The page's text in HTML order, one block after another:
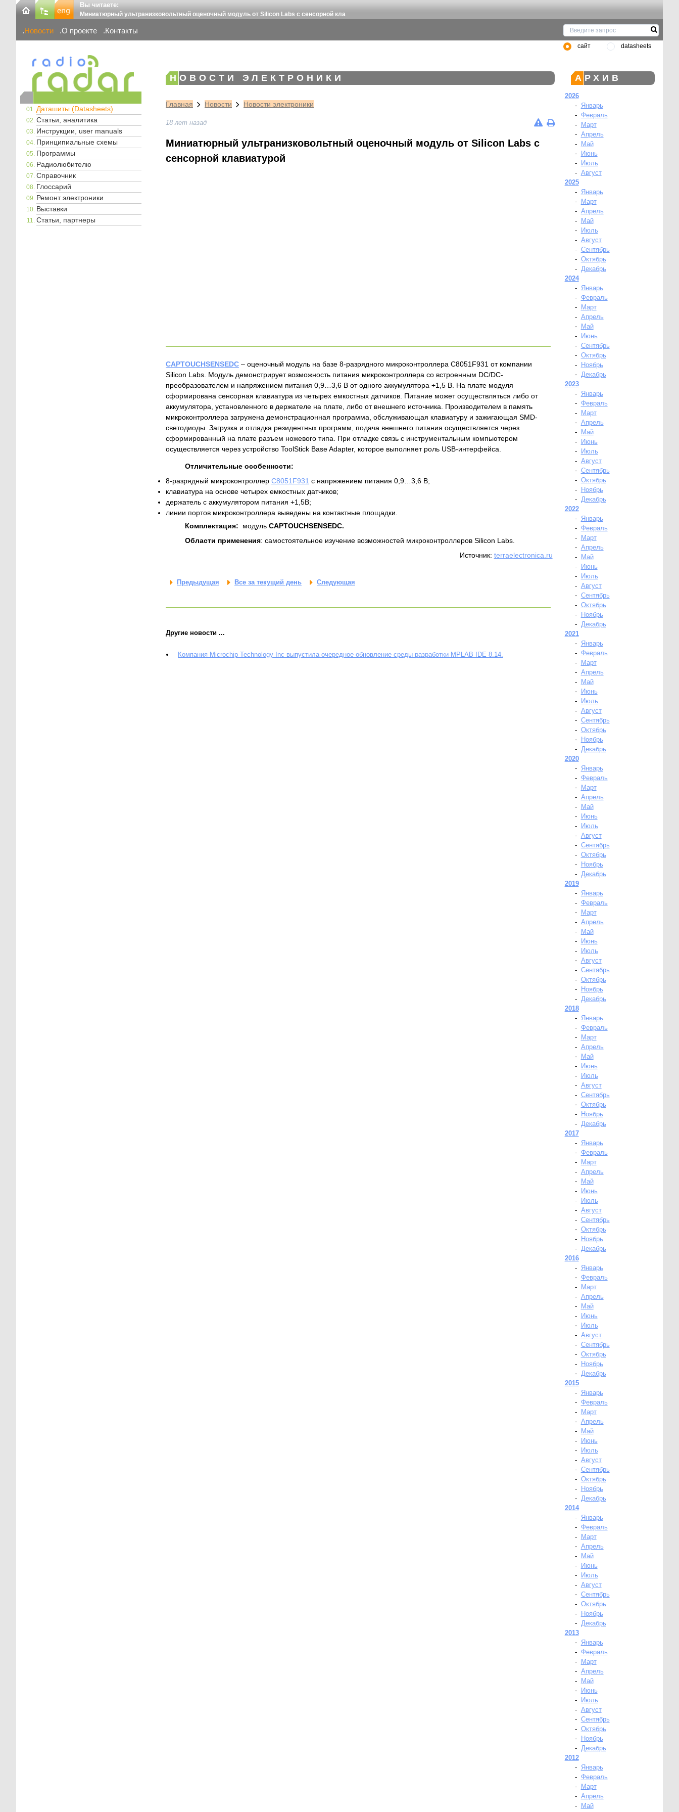
Вы читаете:
Миниатюрный ультранизковольтный оценочный модуль от Silicon Labs с сенсорной кла
Новости О проекте Контакты
сайт datasheets
Даташиты (Datasheets)
Статьи, аналитика
Инструкции, user manuals
Принципиальные схемы
Программы
Радиолюбителю
Справочник
Глоссарий
Ремонт электроники
Выставки
Статьи, партнеры
НОВОСТИ ЭЛЕКТРОНИКИ
Главная Новости Новости электроники
18 лет назад
Миниатюрный ультранизковольтный оценочный модуль от Silicon Labs с
сенсорной клавиатурой
CAPTOUCHSENSEDC – оценочный модуль на базе 8-разрядного микроконтроллера C8051F931 от компании
Silicon Labs. Модуль демонстрирует возможность питания микроконтроллера со встроенным DC/DC-
преобразователем и напряжением питания 0,9…3,6 В от одного аккумулятора +1,5 В. На плате модуля
сформирована сенсорная клавиатура из четырех емкостных датчиков. Питание может осуществляться либо от
аккумулятора, установленного в держателе на плате, либо от внешнего источника. Производителем в память
микроконтроллера загружена демонстрационная программа, обслуживающая клавиатуру и зажигающая SMD-
светодиоды. Загрузка и отладка резидентных программ, подача внешнего питания осуществляется через
сформированный на плате разъем ножевого типа. При отладке связь с инструментальным компьютером
осуществляется через устройство ToolStick Base Adapter, которое выполняет роль USB-интерфейса.
Отличительные особенности:
8-разрядный микроконтроллер C8051F931 с напряжением питания 0,9…3,6 В;
клавиатура на основе четырех емкостных датчиков;
держатель с аккумулятором питания +1,5В;
линии портов микроконтроллера выведены на контактные площадки.
Комплектация: модуль CAPTOUCHSENSEDC.
Области применения: самостоятельное изучение возможностей микроконтроллеров Silicon Labs.
Источник: terraelectronica.ru
Предыдущая Все за текущий день Следующая
Другие новости ...
Компания Microchip Technology Inc выпустила очередное обновление среды разработки MPLAB IDE 8.14.
АРХИВ
2026
-
Январь
- Февраль
-
Март
- Апрель
-
Май
-
Июнь
-
Июль
- Август
2025
-
Январь
-
Март
- Апрель
-
Май
-
Июль
- Август
- Сентябрь
- Октябрь
- Декабрь
2024
-
Январь
- Февраль
-
Март
- Апрель
-
Май
-
Июнь
- Сентябрь
- Октябрь
-
Ноябрь
- Декабрь
2023
-
Январь
- Февраль
-
Март
- Апрель
-
Май
-
Июнь
-
Июль
- Август
- Сентябрь
- Октябрь
-
Ноябрь
- Декабрь
2022
-
Январь
- Февраль
-
Март
- Апрель
-
Май
-
Июнь
-
Июль
- Август
- Сентябрь
- Октябрь
-
Ноябрь
- Декабрь
2021
-
Январь
- Февраль
-
Март
- Апрель
-
Май
-
Июнь
-
Июль
- Август
- Сентябрь
- Октябрь
-
Ноябрь
- Декабрь
2020
-
Январь
- Февраль
-
Март
- Апрель
-
Май
-
Июнь
-
Июль
- Август
- Сентябрь
- Октябрь
-
Ноябрь
- Декабрь
2019
-
Январь
- Февраль
-
Март
- Апрель
-
Май
-
Июнь
-
Июль
- Август
- Сентябрь
- Октябрь
-
Ноябрь
- Декабрь
2018
-
Январь
- Февраль
-
Март
- Апрель
-
Май
-
Июнь
-
Июль
- Август
- Сентябрь
- Октябрь
-
Ноябрь
- Декабрь
2017
-
Январь
- Февраль
-
Март
- Апрель
-
Май
-
Июнь
-
Июль
- Август
- Сентябрь
- Октябрь
-
Ноябрь
- Декабрь
2016
-
Январь
- Февраль
-
Март
- Апрель
-
Май
-
Июнь
-
Июль
- Август
- Сентябрь
- Октябрь
-
Ноябрь
- Декабрь
2015
-
Январь
- Февраль
-
Март
- Апрель
-
Май
-
Июнь
-
Июль
- Август
- Сентябрь
- Октябрь
-
Ноябрь
- Декабрь
2014
-
Январь
- Февраль
-
Март
- Апрель
-
Май
-
Июнь
-
Июль
- Август
- Сентябрь
- Октябрь
-
Ноябрь
- Декабрь
2013
-
Январь
- Февраль
-
Март
- Апрель
-
Май
-
Июнь
-
Июль
- Август
- Сентябрь
- Октябрь
-
Ноябрь
- Декабрь
2012
-
Январь
- Февраль
-
Март
- Апрель
-
Май